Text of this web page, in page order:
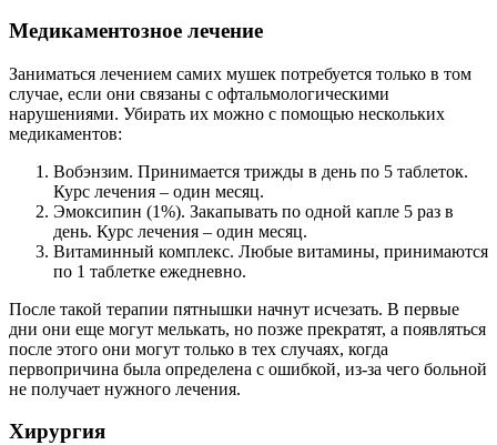
Медикаментозное лечение
Заниматься лечением самих мушек потребуется только в том
случае, если они связаны с офтальмологическими
нарушениями. Убирать их можно с помощью нескольких
медикаментов:
Вобэнзим. Принимается трижды в день по 5 таблеток.
Курс лечения – один месяц.
Эмоксипин (1%). Закапывать по одной капле 5 раз в
день. Курс лечения – один месяц.
Витаминный комплекс. Любые витамины, принимаются
по 1 таблетке ежедневно.
После такой терапии пятнышки начнут исчезать. В первые
дни они еще могут мелькать, но позже прекратят, а появляться
после этого они могут только в тех случаях, когда
первопричина была определена с ошибкой, из-за чего больной
не получает нужного лечения.
Хирургия